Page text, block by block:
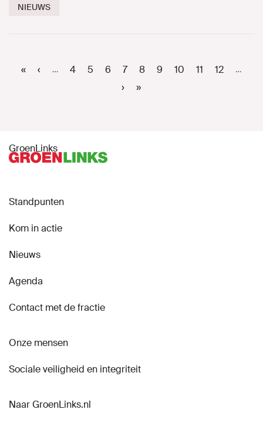
NIEUWS
Paginering
Eerste
«
Vorige
‹ … Page
4 Page
5 Page
6 Page
7
Huidige
pagina
8 Page
9 Page
10 Page
11 Page
12 …
Volgende
›
Laatste
»
GroenLinks
Standpunten
Kom in actie
Nieuws
Agenda
Contact met de fractie
Onze mensen
Sociale veiligheid en integriteit
Naar GroenLinks.nl